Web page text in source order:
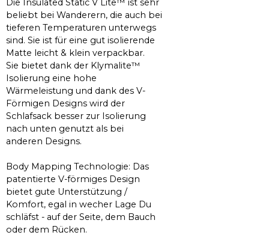
Die Insulated Static V Lite™ ist sehr
beliebt bei Wanderern, die auch bei
tieferen Temperaturen unterwegs
sind. Sie ist für eine gut isolierende
Matte leicht & klein verpackbar.
Sie bietet dank der Klymalite™
Isolierung eine hohe
Wärmeleistung und dank des V-
Förmigen Designs wird der
Schlafsack besser zur Isolierung
nach unten genutzt als bei
anderen Designs.
Body Mapping Technologie: Das
patentierte V-förmiges Design
bietet gute Unterstützung /
Komfort, egal in wecher Lage Du
schläfst - auf der Seite, dem Bauch
oder dem Rücken.